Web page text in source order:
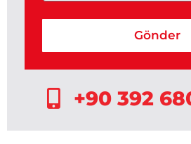
Gönder
+90 392